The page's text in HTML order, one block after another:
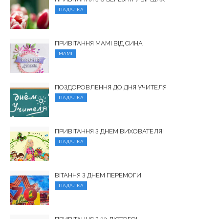
ПАДАЛКА
ПРИВІТАННЯ МАМІ ВІД СИНА
МАМІ
ПОЗДОРОВЛЕННЯ ДО ДНЯ УЧИТЕЛЯ
ПАДАЛКА
ПРИВІТАННЯ З ДНЕМ ВИХОВАТЕЛЯ!
ПАДАЛКА
ВІТАННЯ З ДНЕМ ПЕРЕМОГИ!
ПАДАЛКА